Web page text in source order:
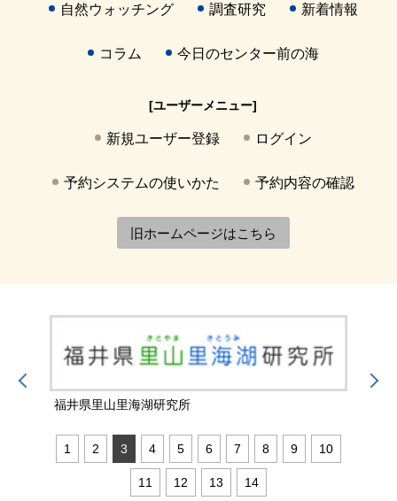
自然ウォッチング 調査研究 新着情報
コラム 今日のセンター前の海
[ユーザーメニュー]
新規ユーザー登録 ログイン
予約システムの使いかた 予約内容の確認
旧ホームページはこちら
福井県里山里海湖研究所
1 2 3 4 5 6 7 8 9 10
11 12 13 14